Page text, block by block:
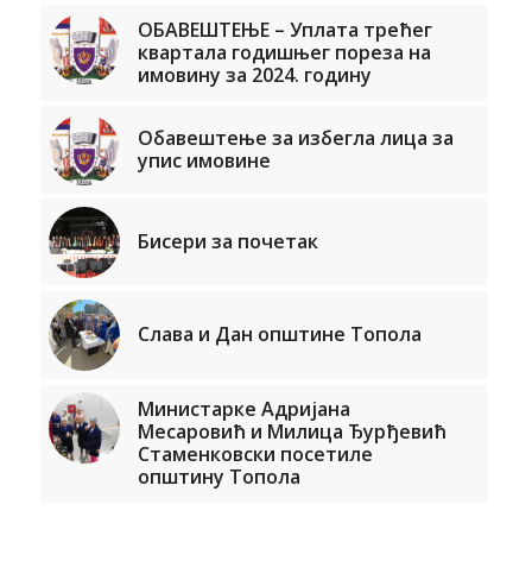
ОБАВЕШТЕЊЕ – Уплата трећег
квартала годишњег пореза на
имовину за 2024. годину
Обавештење за избегла лица за
упис имовине
Бисери за почетак
Слава и Дан општине Топола
Министарке Адријана
Месаровић и Милица Ђурђевић
Стаменковски посетиле
општину Топола